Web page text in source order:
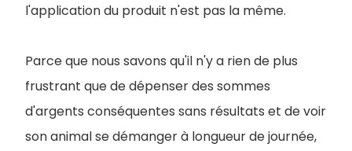
l'application du produit n'est pas la même.
Parce que nous savons qu'il n'y a rien de plus
frustrant que de dépenser des sommes
d'argents conséquentes sans résultats et de voir
son animal se démanger à longueur de journée,